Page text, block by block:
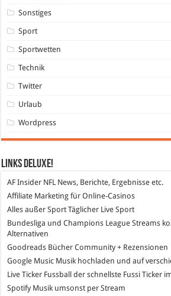
Sonstiges
Sport
Sportwetten
Technik
Twitter
Urlaub
Wordpress
Links DeLuXe!
AF Insider NFL News, Berichte, Ergebnisse etc.
Affiliate Marketing für Online-Casinos
Alles außer SportTäglicher Live Sport
Bundesliga und Champions League Streams
Alternativen
Goodreads Bücher Community + Rezensionen
Google Music Musik hochladen und auf
Live Ticker Fussball
der schnellste Fussi Ticker
SpotifyMusik umsonst per Stream